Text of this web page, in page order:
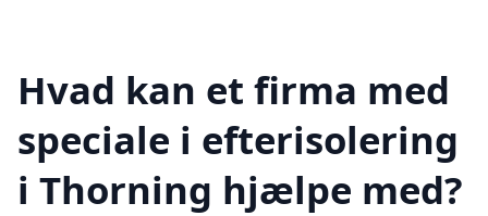
Hvad kan et firma med
speciale i efterisolering
i Thorning hjælpe med?